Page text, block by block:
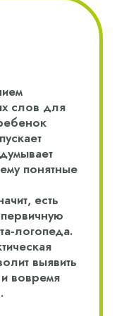
слов для
понятные
есть
логопеда.
выявить
вовремя